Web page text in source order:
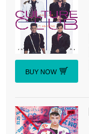
BUY NOW